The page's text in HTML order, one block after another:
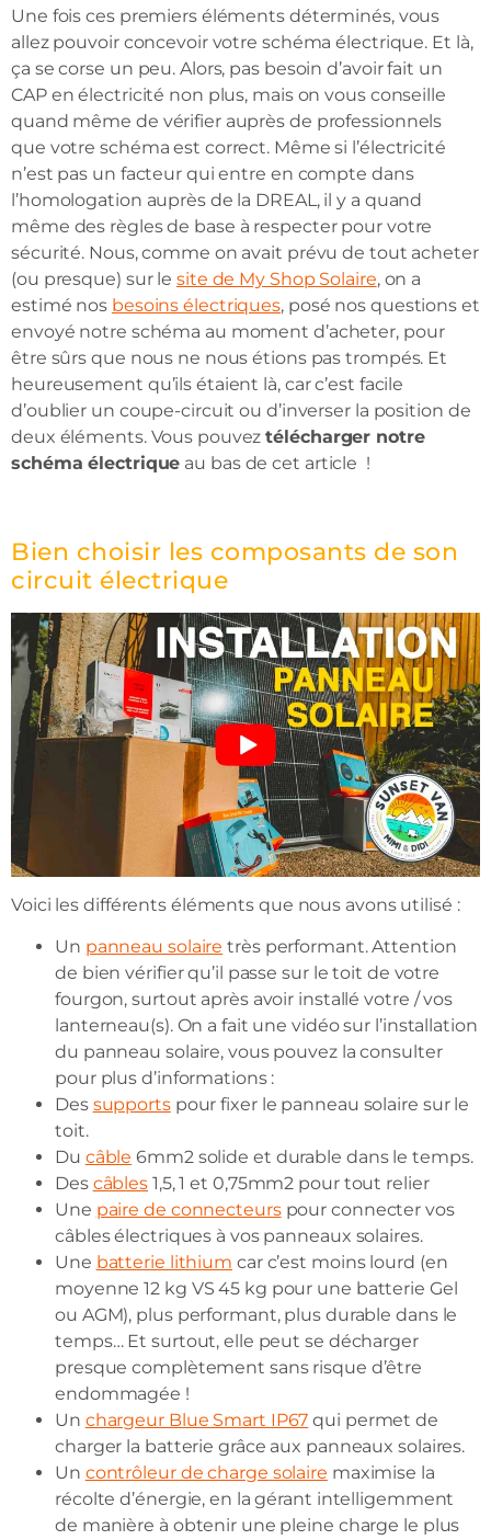
Une fois ces premiers éléments déterminés, vous
allez pouvoir concevoir votre schéma électrique. Et là,
ça se corse un peu. Alors, pas besoin d’avoir fait un
CAP en électricité non plus, mais on vous conseille
quand même de vérifier auprès de professionnels
que votre schéma est correct. Même si l’électricité
n’est pas un facteur qui entre en compte dans
l’homologation auprès de la DREAL, il y a quand
même des règles de base à respecter pour votre
sécurité. Nous, comme on avait prévu de tout acheter
(ou presque) sur le site de My Shop Solaire, on a
estimé nos besoins électriques, posé nos questions et
envoyé notre schéma au moment d’acheter, pour
être sûrs que nous ne nous étions pas trompés. Et
heureusement qu’ils étaient là, car c’est facile
d’oublier un coupe-circuit ou d’inverser la position de
deux éléments. Vous pouveztélécharger notre
schéma électrique au bas de cet article !
Bien choisir les composants de son
circuit électrique
Voici les différents éléments que nous avons utilisé :
Un panneau solaire très performant. Attention
de bien vérifier qu’il passe sur le toit de votre
fourgon, surtout après avoir installé votre / vos
lanterneau(s). On a fait une vidéo sur l’installation
du panneau solaire, vous pouvez la consulter
pour plus d’informations :
Des supportspour fixer le panneau solaire sur le
toit.
Du câble 6mm2 solide et durable dans le temps.
Des câbles 1,5, 1 et 0,75mm2 pour tout relier
Une paire de connecteurspour connecter vos
câbles électriques à vos panneaux solaires.
Une batterie lithium car c’est moins lourd (en
moyenne 12 kg VS 45 kg pour une batterie Gel
ou AGM), plus performant, plus durable dans le
temps… Et surtout, elle peut se décharger
presque complètement sans risque d’être
endommagée !
Un chargeur Blue Smart IP67 qui permet de
charger la batterie grâce aux panneaux solaires.
Un contrôleur de charge solaire maximise la
récolte d’énergie, en la gérant intelligemment
de manière à obtenir une pleine charge le plus